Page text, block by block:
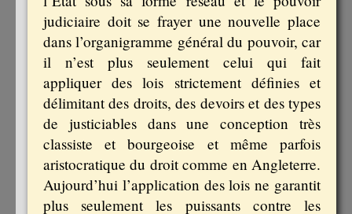
judiciaire doit se frayer une nouvelle place
dans l’organigramme général du pouvoir, car
il n’est plus seulement celui qui fait
appliquer des lois strictement définies et
délimitant des droits, des devoirs et des types
de justiciables dans une conception très
classiste et bourgeoise et même parfois
aristocratique du droit comme en Angleterre.
Aujourd’hui l’application des lois ne garantit
plus seulement les puissants contre les